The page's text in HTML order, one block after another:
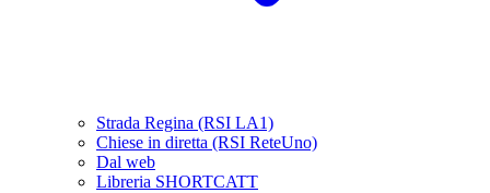
Strada Regina (RSI LA1)
Chiese in diretta (RSI ReteUno)
Dal web
Libreria SHORTCATT